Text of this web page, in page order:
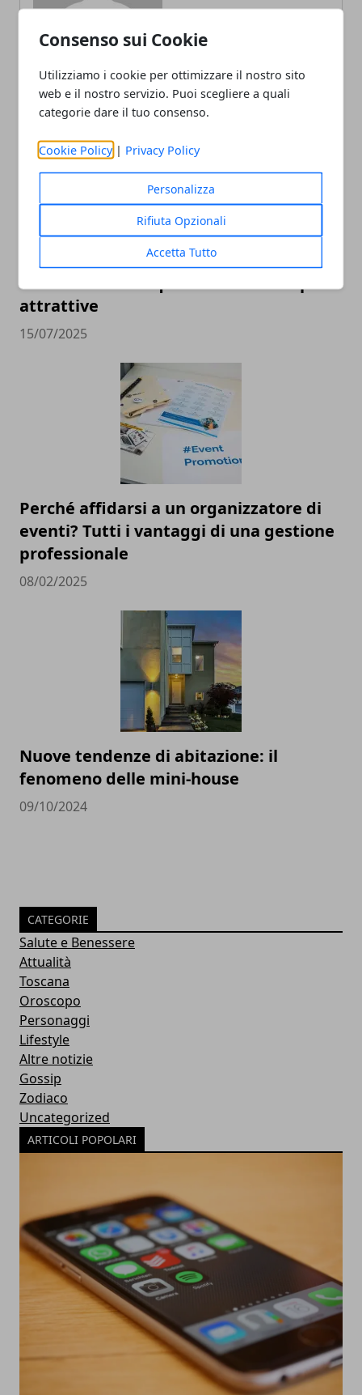
Consenso sui Cookie
Utilizziamo i cookie per ottimizzare il nostro sito
web e il nostro servizio. Puoi scegliere a quali
categorie dare il tuo consenso.
Cookie Policy | Privacy Policy
Personalizza
Rifiuta Opzionali
Accetta Tutto
ARTICOLI CORRELATI
Movida in Italia: quali sono le città più
attrattive
15/07/2025
Perché affidarsi a un organizzatore di
eventi? Tutti i vantaggi di una gestione
professionale
08/02/2025
Nuove tendenze di abitazione: il
fenomeno delle mini-house
09/10/2024
CATEGORIE
Salute e Benessere
Attualità
Toscana
Oroscopo
Personaggi
Lifestyle
Altre notizie
Gossip
Zodiaco
Uncategorized
ARTICOLI POPOLARI